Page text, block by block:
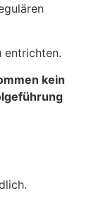
entrichten.
kein